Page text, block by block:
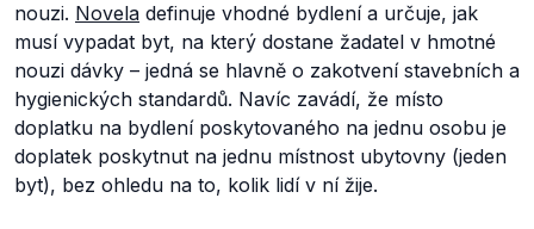
nouzi. Novela definuje vhodné bydlení a určuje, jak
musí vypadat byt, na který dostane žadatel v hmotné
nouzi dávky – jedná se hlavně o zakotvení stavebních a
hygienických standardů. Navíc zavádí, že místo
doplatku na bydlení poskytovaného na jednu osobu je
doplatek poskytnut na jednu místnost ubytovny (jeden
byt), bez ohledu na to, kolik lidí v ní žije.